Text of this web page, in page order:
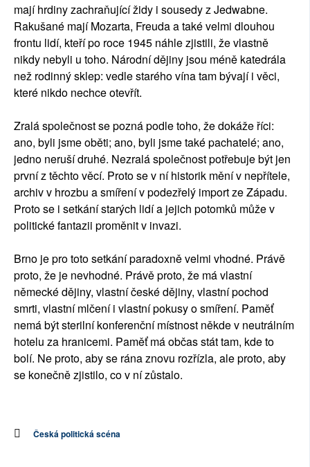
mají hrdiny zachraňující židy i sousedy z Jedwabne.
Rakušané mají Mozarta, Freuda a také velmi dlouhou
frontu lidí, kteří po roce 1945 náhle zjistili, že vlastně
nikdy nebyli u toho. Národní dějiny jsou méně katedrála
než rodinný sklep: vedle starého vína tam bývají i věci,
které nikdo nechce otevřít.
Zralá společnost se pozná podle toho, že dokáže říci:
ano, byli jsme oběti; ano, byli jsme také pachatelé; ano,
jedno neruší druhé. Nezralá společnost potřebuje být jen
první z těchto věcí. Proto se v ní historik mění v nepřítele,
archiv v hrozbu a smíření v podezřelý import ze Západu.
Proto se i setkání starých lidí a jejich potomků může v
politické fantazii proměnit v invazi.
Brno je pro toto setkání paradoxně velmi vhodné. Právě
proto, že je nevhodné. Právě proto, že má vlastní
německé dějiny, vlastní české dějiny, vlastní pochod
smrti, vlastní mlčení i vlastní pokusy o smíření. Paměť
nemá být sterilní konferenční místnost někde v neutrálním
hotelu za hranicemi. Paměť má občas stát tam, kde to
bolí. Ne proto, aby se rána znovu rozřízla, ale proto, aby
se konečně zjistilo, co v ní zůstalo.
Česká politická scéna